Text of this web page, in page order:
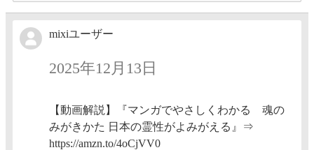
mixiユーザー
2025年12月13日
【動画解説】『マンガでやさしくわかる 魂の
みがきかた 日本の霊性がよみがえる』⇒
https://amzn.to/4oCjVV0